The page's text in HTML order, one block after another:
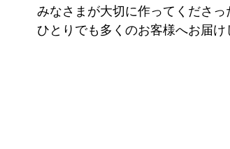
カレンダー Windows11 医療 環
みなさまが大切に作ってくださっ
ひとりでも多くのお客様へお届け